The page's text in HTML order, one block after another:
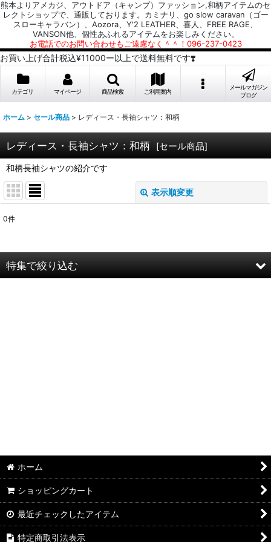
熊本よりアメカジ、アウトドア（キャンプ）ファッション,和柄アイテムのセ
レクトショップで、通販しております。カミナリ、go slow caravan（ゴー
スローキャラバン）、Aozora、Y'2 LEATHER、喜人、FREE RAGE、
VANSON他、個性あふれるアイテムをお楽しみください。
お電話でのお問い合わせもご遠慮なく＾＾！096-237-0423
お買い上げ合計税込¥11000ー以上で送料無料です❣️
カテゴリ マイページ 商品検索 ご利用案内
メールマガジン
ブログ
ホーム > セール商品 > レディース・長袖シャツ：和柄
レディース・長袖シャツ：和柄 [セール商品]
和柄長袖シャツの紹介です
表示順変更
並び順 :
0件
特集で絞り込む
長袖シャツ：和柄
長袖シャツ：アメカジ・他
ジャケット：アメカジ・他
ホーム
ショッピングカート
最近チェックしたアイテム
特定商取引法表示